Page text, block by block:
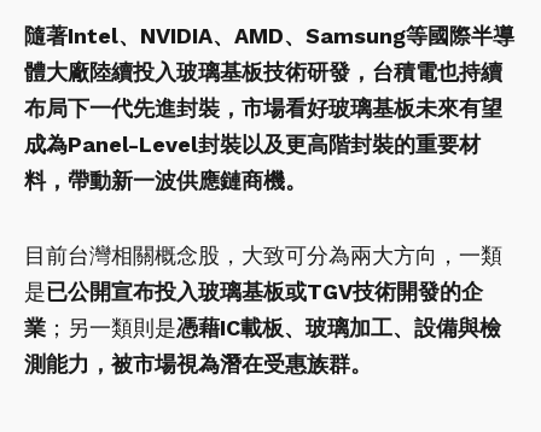
隨著Intel、NVIDIA、AMD、Samsung等國際半導
體大廠陸續投入玻璃基板技術研發，台積電也持續
布局下一代先進封裝，市場看好玻璃基板未來有望
成為Panel-Level封裝以及更高階封裝的重要材
料，帶動新一波供應鏈商機。
目前台灣相關概念股，大致可分為兩大方向，一類
是已公開宣布投入玻璃基板或TGV技術開發的企
業 ；另一類則是憑藉IC載板、玻璃加工、設備與檢
測能力，被市場視為潛在受惠族群。